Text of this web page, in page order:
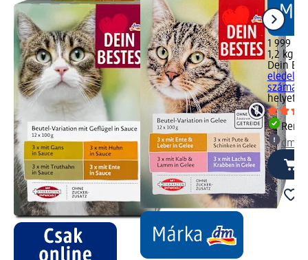
1 999 Ft
1,2 kg (1
Dein
eledel
dm